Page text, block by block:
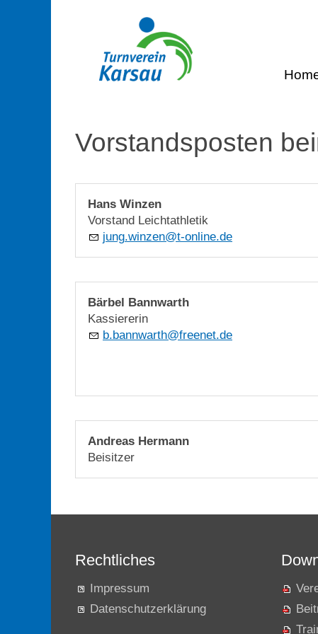
Vorstandsposten
Hans Winzen
Vorstand Leichtathletik
j ng w nz n t- nl n d
Bärbel Bannwarth
Kassiererin
b b nnw rth fr n t d
Andreas Hermann
Beisitzer
Rechtliches
Impressum
Datenschutzerklärung